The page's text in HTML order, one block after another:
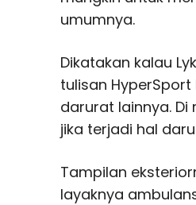
umumnya.
Dikatakan kalau
tulisan
darurat lainnya.
jika terjadi hal
Tampilan
layaknya